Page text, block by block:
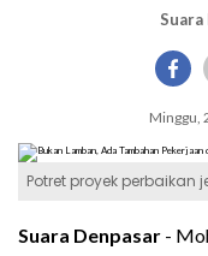
Suara
Minggu,
Potret proyek
Suara Denpasar -